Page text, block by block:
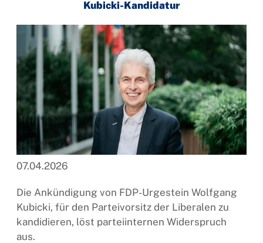
Kubicki-Kandidatur
07.04.2026
Die Ankündigung von FDP-Urgestein Wolfgang
Kubicki, für den Parteivorsitz der Liberalen zu
kandidieren, löst parteiinternen Widerspruch
aus.